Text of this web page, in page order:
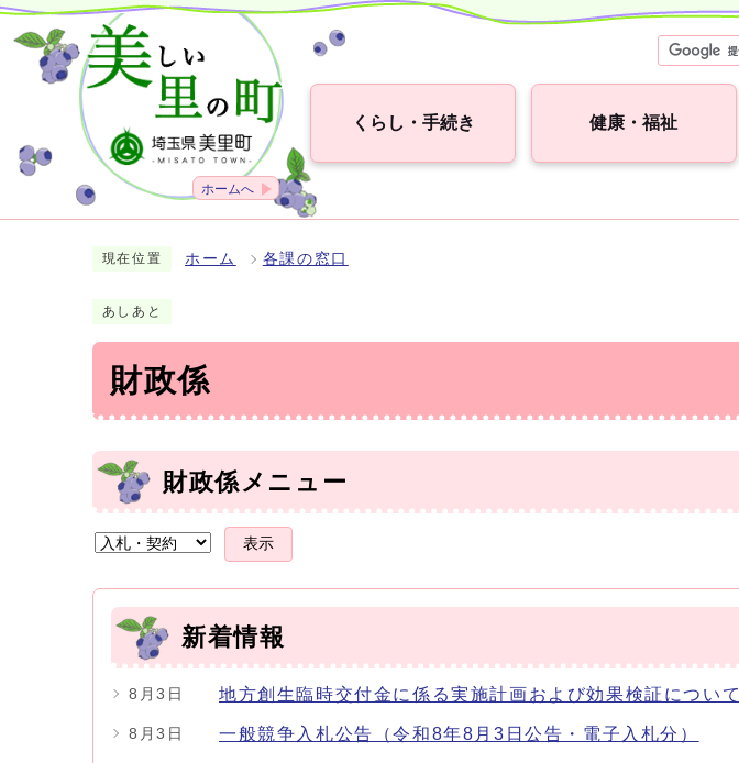
ホームへ
くらし・手続き 健康・福祉
現在位置 ホーム 各課の窓口
あしあと
財政係
財政係メニュー
表示
新着情報
8月3日 地方創生臨時交付金に係る実施計画および効果検証について
8月3日 一般競争入札公告（令和8年8月3日公告・電子入札分）